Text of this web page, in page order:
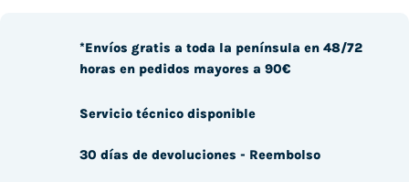
*Envíos gratis a toda la península en 48/72
horas en pedidos mayores a 90€
Servicio técnico disponible
30 días de devoluciones - Reembolso